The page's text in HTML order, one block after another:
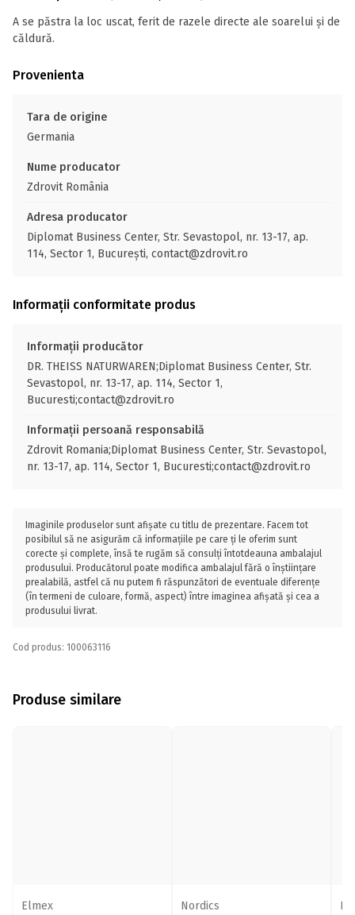
A se păstra la loc uscat, ferit de razele directe ale soarelui și de
căldură.
Provenienta
Tara de origine
Germania
Nume producator
Zdrovit România
Adresa producator
Diplomat Business Center, Str. Sevastopol, nr. 13-17, ap.
114, Sector 1, București, contact@zdrovit.ro
Informații conformitate produs
Informații producător
DR. THEISS NATURWAREN;Diplomat Business Center, Str.
Sevastopol, nr. 13-17, ap. 114, Sector 1,
Bucuresti;contact@zdrovit.ro
Informații persoană responsabilă
Zdrovit Romania;Diplomat Business Center, Str. Sevastopol,
nr. 13-17, ap. 114, Sector 1, Bucuresti;contact@zdrovit.ro
Imaginile produselor sunt afișate cu titlu de prezentare. Facem tot
posibilul să ne asigurăm că informațiile pe care ți le oferim sunt
corecte și complete, însă te rugăm să consulți întotdeauna ambalajul
produsului. Producătorul poate modifica ambalajul fără o înștiințare
prealabilă, astfel că nu putem fi răspunzători de eventuale diferențe
(în termeni de culoare, formă, aspect) între imaginea afișată și cea a
produsului livrat.
Cod produs: 100063116
Produse similare
Elmex
Nordics